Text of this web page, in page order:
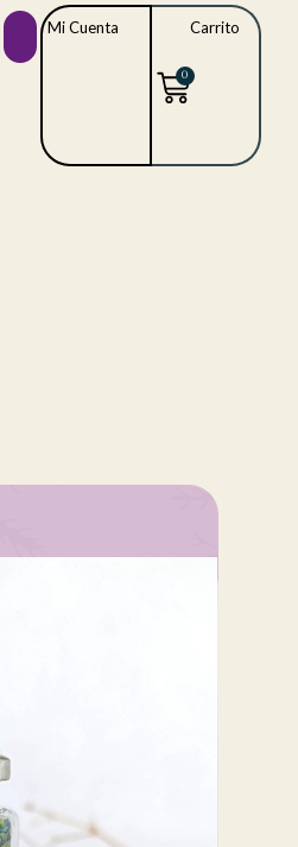
Mi Cuenta
0
Carrito